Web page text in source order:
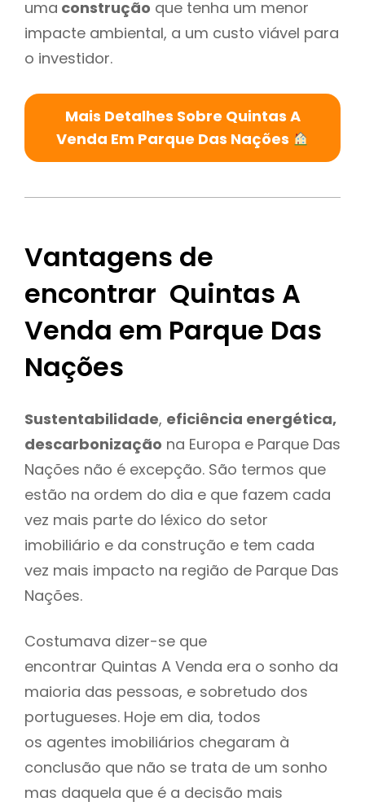
uma construção que tenha um menor
impacte ambiental, a um custo viável para
o investidor.
Mais Detalhes Sobre Quintas A
Venda Em Parque Das Nações
Vantagens de
encontrar Quintas A
Venda em Parque Das
Nações
Sustentabilidade, eficiência energética,
descarbonização na Europa e Parque Das
Nações não é excepção. São termos que
estão na ordem do dia e que fazem cada
vez mais parte do léxico do setor
imobiliário e da construção e tem cada
vez mais impacto na região de Parque Das
Nações.
Costumava dizer-se que
encontrar Quintas A Venda era o sonho da
maioria das pessoas, e sobretudo dos
portugueses. Hoje em dia, todos
os agentes imobiliários chegaram à
conclusão que não se trata de um sonho
mas daquela que é a decisão mais